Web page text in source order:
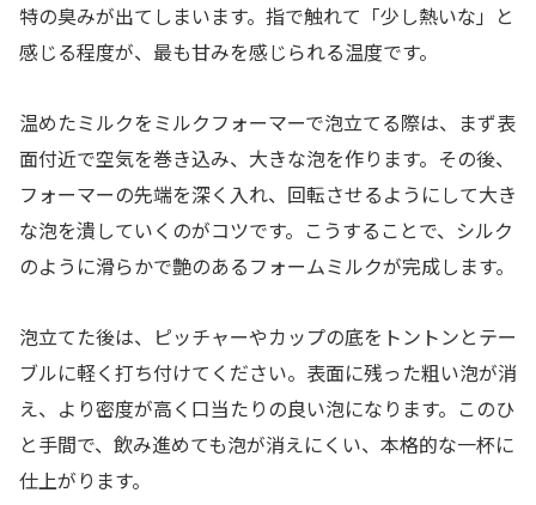
特の臭みが出てしまいます。指で触れて「少し熱いな」と
感じる程度が、最も甘みを感じられる温度です。
温めたミルクをミルクフォーマーで泡立てる際は、まず表
面付近で空気を巻き込み、大きな泡を作ります。その後、
フォーマーの先端を深く入れ、回転させるようにして大き
な泡を潰していくのがコツです。こうすることで、シルク
のように滑らかで艶のあるフォームミルクが完成します。
泡立てた後は、ピッチャーやカップの底をトントンとテー
ブルに軽く打ち付けてください。表面に残った粗い泡が消
え、より密度が高く口当たりの良い泡になります。このひ
と手間で、飲み進めても泡が消えにくい、本格的な一杯に
仕上がります。